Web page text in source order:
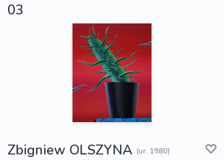
03
Zbigniew OLSZYNA (ur. 1980)